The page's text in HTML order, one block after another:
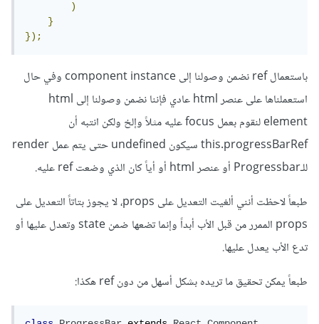
)
}
});
باستعمال ref نضمن وصولنا إلى component instance وفي حال
استعملناها على عنصر html عادي فإننا نضمن وصولنا إلى html
element لنقوم بعمل focus عليه مثلاً وإلخ ولكن انتبه أن
this.progressBarRef سيكون undefined حتى يتم عمل render
للـProgressbar أو عنصر html أو أياً كان الذي وضعت ref عليه.
طبعاً لاحظت أنني ألغيت التعديل على props، لا يجوز بتاتاً التعديل على
props الممرر من قبل اﻷب أبداً وإنما تضعها ضمن state وتعدل عليها أو
تدع اﻷب يعدل عليها.
طبعاً يمكن تحقيق ما تريده بشكل أسهل من دون ref هكذا: